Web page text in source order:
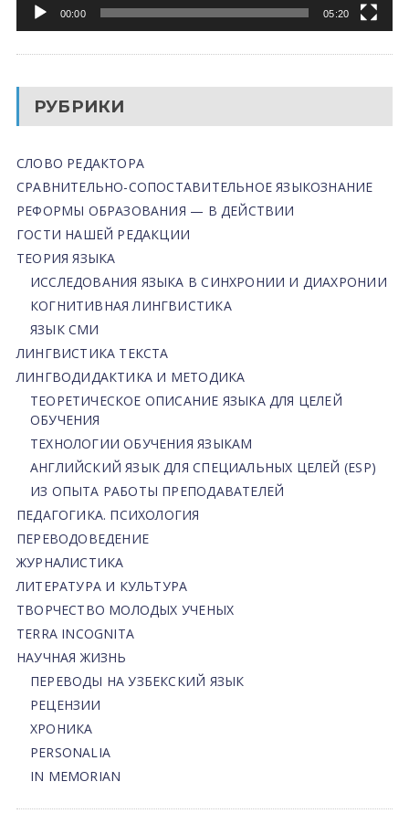
00:00 05:20
РУБРИКИ
СЛОВО РЕДАКТОРА
СРАВНИТЕЛЬНО-СОПОСТАВИТЕЛЬНОЕ ЯЗЫКОЗНАНИЕ
РЕФОРМЫ ОБРАЗОВАНИЯ — В ДЕЙСТВИИ
ГОСТИ НАШЕЙ РЕДАКЦИИ
ТЕОРИЯ ЯЗЫКА
ИССЛЕДОВАНИЯ ЯЗЫКА В СИНХРОНИИ И ДИАХРОНИИ
КОГНИТИВНАЯ ЛИНГВИСТИКА
ЯЗЫК СМИ
ЛИНГВИСТИКА ТЕКСТА
ЛИНГВОДИДАКТИКА И МЕТОДИКА
ТЕОРЕТИЧЕСКОЕ ОПИСАНИЕ ЯЗЫКА ДЛЯ ЦЕЛЕЙ
ОБУЧЕНИЯ
ТЕХНОЛОГИИ ОБУЧЕНИЯ ЯЗЫКАМ
АНГЛИЙСКИЙ ЯЗЫК ДЛЯ СПЕЦИАЛЬНЫХ ЦЕЛЕЙ (ESP)
ИЗ ОПЫТА РАБОТЫ ПРЕПОДАВАТЕЛЕЙ
ПЕДАГОГИКА. ПСИХОЛОГИЯ
ПЕРЕВОДОВЕДЕНИЕ
ЖУРНАЛИСТИКА
ЛИТЕРАТУРА И КУЛЬТУРА
ТВОРЧЕСТВО МОЛОДЫХ УЧЕНЫХ
TERRA INCOGNITA
НАУЧНАЯ ЖИЗНЬ
ПЕРЕВОДЫ НА УЗБЕКСКИЙ ЯЗЫК
РЕЦЕНЗИИ
ХРОНИКА
PERSONALIA
IN MEMORIAN